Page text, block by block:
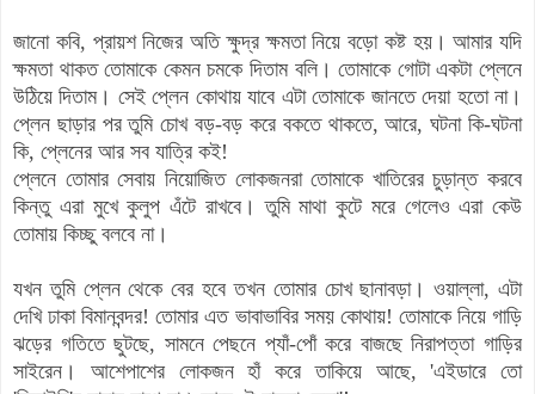
জানো কবি, প্রায়শ নিজের অতি ক্ষুদ্র ক্ষমতা নিয়ে বড়ো কষ্ট হয়। আমার যদি
ক্ষমতা থাকত তোমাকে কেমন চমকে দিতাম বলি। তোমাকে গোটা একটা প্লেনে
উঠিয়ে দিতাম। সেই প্লেন কোথায় যাবে এটা তোমাকে জানতে দেয়া হতো না।
প্লেন ছাড়ার পরতুমি চোখবড়-বড় করে বকতে থাকতে, আরে, ঘটনা কি-ঘটনা
কি, প্লেনের আর সব যাত্রি কই!
প্লেনে তোমার সেবায় নিয়োজিত লোকজনরা তোমাকে খাতিরের চুড়ান্ত করবে
কিন্তু এরা মুখে কুলুপ এঁটে রাখবে। তুমি মাথা কুটে মরে গেলেও এরা কেউ
তোমায় কিচ্ছু বলবে না।
যখন তুমি প্লেন থেকে বের হবে তখন তোমার চোখ ছানাবড়া। ওয়াল্লা, এটা
দেখি ঢাকা বিমানবন্দর! তোমার এত ভাবাভাবির সময় কোথায়! তোমাকে নিয়ে গাড়ি
ঝড়ের গতিতে ছুটছে, সামনে পেছনে প্যাঁ-পোঁ করে বাজছে নিরাপত্তা গাড়ির
সাইরেন। আশেপাশের লোকজন হাঁ করে তাকিয়ে আছে, 'এইডারে তো